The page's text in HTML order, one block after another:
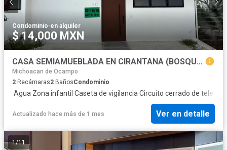
Condominio·en alquiler
$ 14,000 MXN
CASA SEMIAMUEBLADA EN CIRANTANA (BOSQUE TRES MARIAS)
Michoacan de Ocampo
2 Recámaras2 BañosCondominio
·Agua·Zona infantil ·Caseta de vigilancia·Circuito cerrado de
Actualizado hace más de 1 mes Ver en detalle
1/11